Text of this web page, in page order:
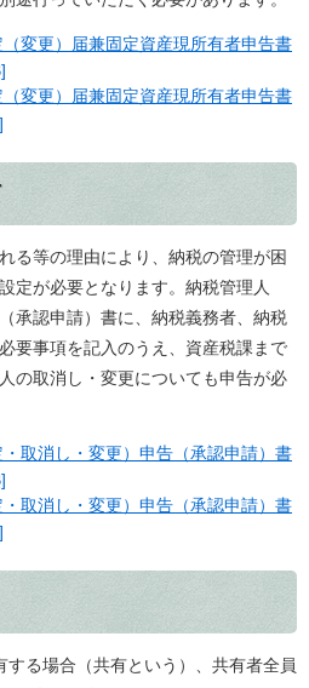
変更）届兼固定資産現所有者申告書
変更）届兼固定資産現所有者申告書
る等の理由により、納税の管理が困
定が必要となります。納税管理人
承認申請）書に、納税義務者、納税
要事項を記入のうえ、資産税課まで
の取消し・変更についても申告が必
取消し・変更）申告（承認申請）書
取消し・変更）申告（承認申請）書
る場合（共有という）、共有者全員